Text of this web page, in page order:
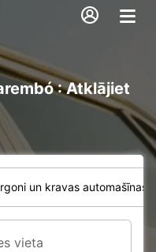
: Atklājiet
un kravas automašīnas